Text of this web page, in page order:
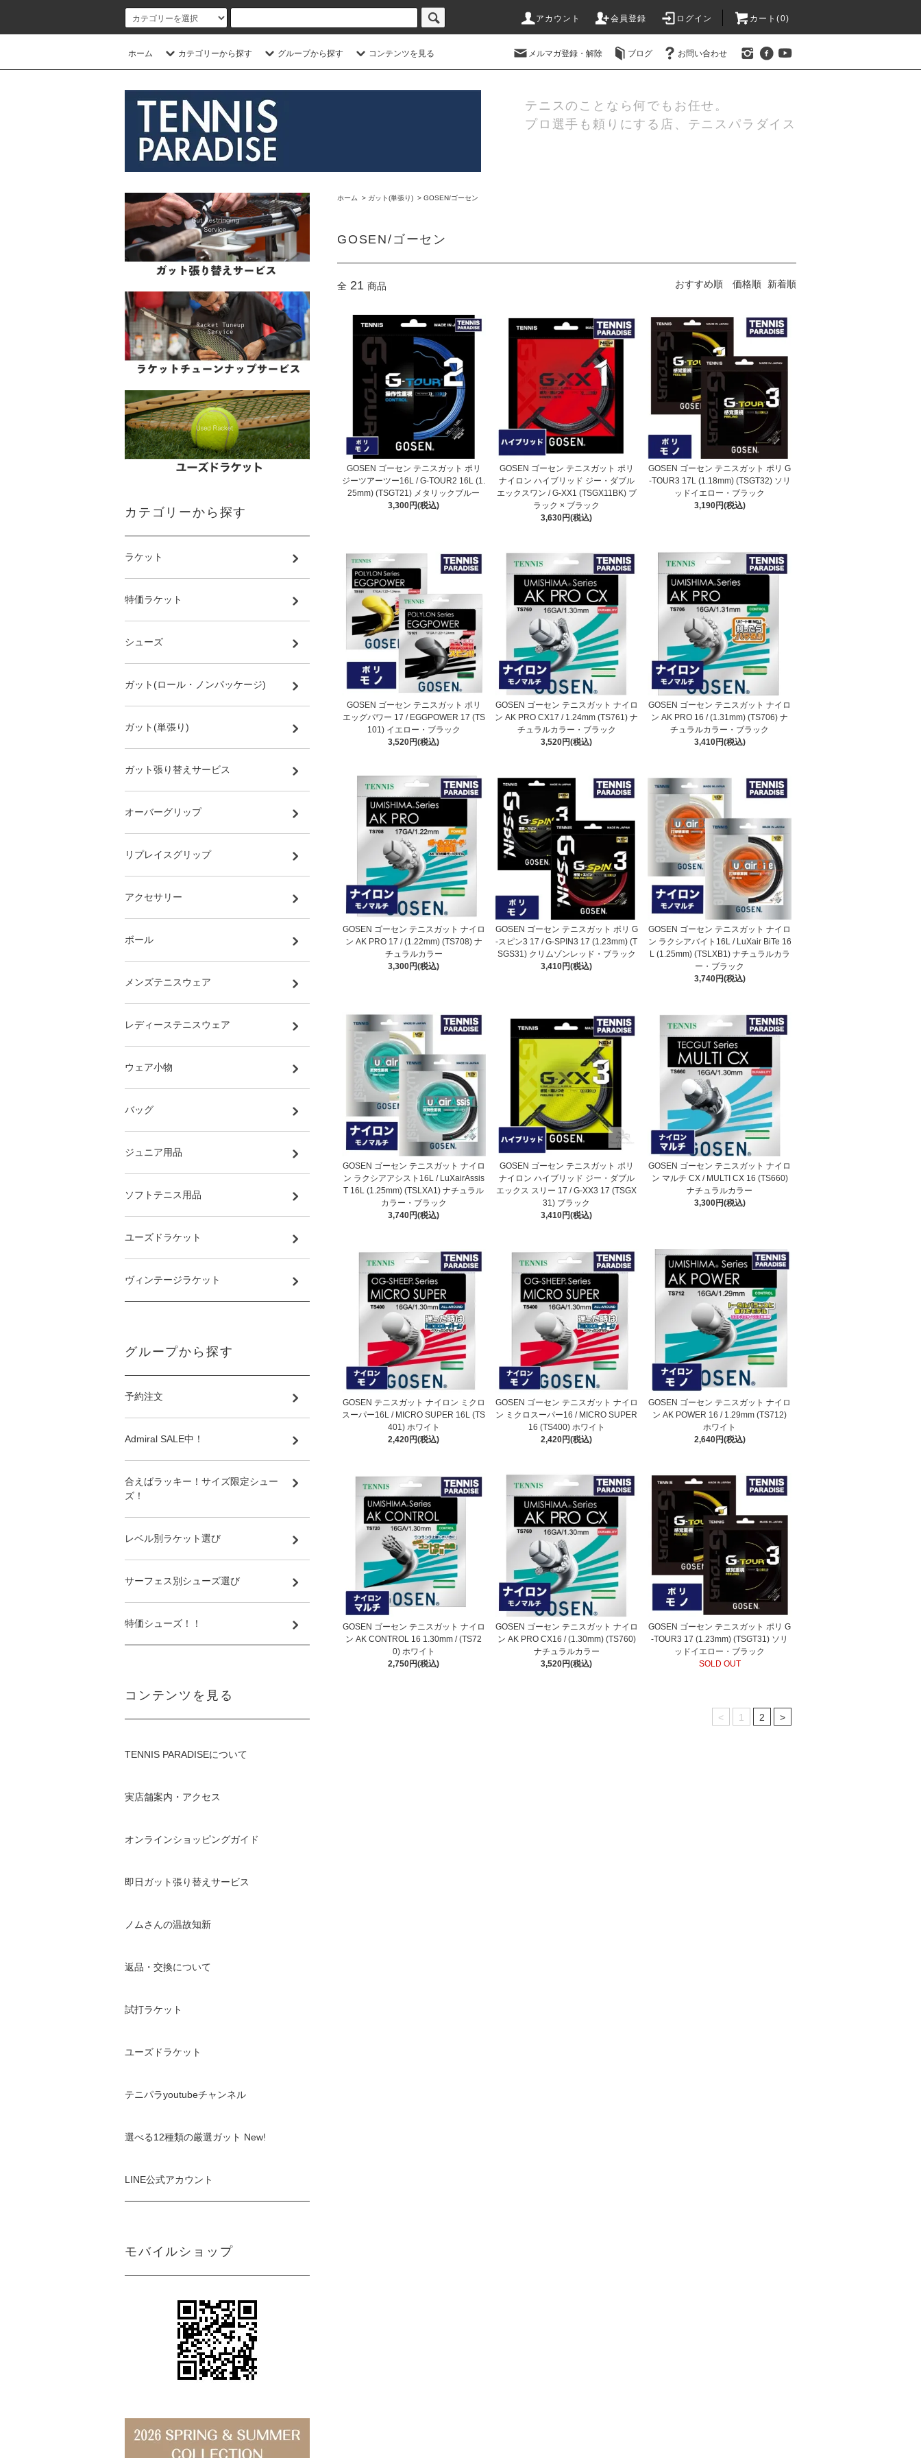
アカウント 会員登録 ログイン カート(0)
ホーム カテゴリーから探す グループから探す コンテンツを見る メルマガ登録・解除 ブログ お問い合わせ
テニスのことなら何でもお任せ。
プロ選手も頼りにする店、テニスパラダイス
ホーム > ガット(単張り) > GOSEN/ゴーセン
GOSEN/ゴーセン
全 21 商品 おすすめ順 価格順 新着順
GOSEN ゴーセン テニスガット ポリ
ジーツアーツー16L / G-TOUR2 16L (1.
25mm) (TSGT21) メタリックブルー
3,300円(税込)
GOSEN ゴーセン テニスガット ポリ
ナイロン ハイブリッド ジー・ダブル
エックスワン / G-XX1 (TSGX11BK) ブ
ラック × ブラック
3,630円(税込)
GOSEN ゴーセン テニスガット ポリ G
-TOUR3 17L (1.18mm) (TSGT32) ソリ
ッドイエロー・ブラック
3,190円(税込)
GOSEN ゴーセン テニスガット ポリ
エッグパワー 17 / EGGPOWER 17 (TS
101) イエロー・ブラック
3,520円(税込)
GOSEN ゴーセン テニスガット ナイロ
ン AK PRO CX17 / 1.24mm (TS761) ナ
チュラルカラー・ブラック
3,520円(税込)
GOSEN ゴーセン テニスガット ナイロ
ン AK PRO 16 / (1.31mm) (TS706) ナ
チュラルカラー・ブラック
3,410円(税込)
GOSEN ゴーセン テニスガット ナイロ
ン AK PRO 17 / (1.22mm) (TS708) ナ
チュラルカラー
3,300円(税込)
GOSEN ゴーセン テニスガット ポリ G
-スピン3 17 / G-SPIN3 17 (1.23mm) (T
SGS31) クリムゾンレッド・ブラック
3,410円(税込)
GOSEN ゴーセン テニスガット ナイロ
ン ラクシアバイト16L / LuXair BiTe 16
L (1.25mm) (TSLXB1) ナチュラルカラ
ー・ブラック
3,740円(税込)
GOSEN ゴーセン テニスガット ナイロ
ン ラクシアアシスト16L / LuXairAssis
T 16L (1.25mm) (TSLXA1) ナチュラル
カラー・ブラック
3,740円(税込)
GOSEN ゴーセン テニスガット ポリ
ナイロン ハイブリッド ジー・ダブル
エックス スリー 17 / G-XX3 17 (TSGX
31) ブラック
3,410円(税込)
GOSEN ゴーセン テニスガット ナイロ
ン マルチ CX / MULTI CX 16 (TS660)
ナチュラルカラー
3,300円(税込)
GOSEN テニスガット ナイロン ミクロ
スーパー16L / MICRO SUPER 16L (TS
401) ホワイト
2,420円(税込)
GOSEN ゴーセン テニスガット ナイロ
ン ミクロスーパー16 / MICRO SUPER
16 (TS400) ホワイト
2,420円(税込)
GOSEN ゴーセン テニスガット ナイロ
ン AK POWER 16 / 1.29mm (TS712)
ホワイト
2,640円(税込)
GOSEN ゴーセン テニスガット ナイロ
ン AK CONTROL 16 1.30mm / (TS72
0) ホワイト
2,750円(税込)
GOSEN ゴーセン テニスガット ナイロ
ン AK PRO CX16 / (1.30mm) (TS760)
ナチュラルカラー
3,520円(税込)
GOSEN ゴーセン テニスガット ポリ G
-TOUR3 17 (1.23mm) (TSGT31) ソリ
ッドイエロー・ブラック
SOLD OUT
< 1 2 >
カテゴリーから探す
ラケット
特価ラケット
シューズ
ガット(ロール・ノンパッケージ)
ガット(単張り)
ガット張り替えサービス
オーバーグリップ
リプレイスグリップ
アクセサリー
ボール
メンズテニスウェア
レディーステニスウェア
ウェア小物
バッグ
ジュニア用品
ソフトテニス用品
ユーズドラケット
ヴィンテージラケット
グループから探す
予約注文
Admiral SALE中！
合えばラッキー！サイズ限定シュー
ズ！
レベル別ラケット選び
サーフェス別シューズ選び
特価シューズ！！
コンテンツを見る
TENNIS PARADISEについて
実店舗案内・アクセス
オンラインショッピングガイド
即日ガット張り替えサービス
ノムさんの温故知新
返品・交換について
試打ラケット
ユーズドラケット
テニパラyoutubeチャンネル
選べる12種類の厳選ガット New!
LINE公式アカウント
モバイルショップ